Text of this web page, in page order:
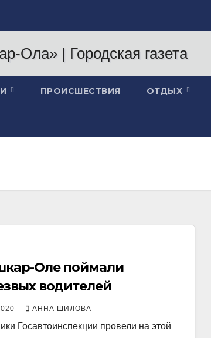
ПРОИСШЕСТВИЯ ОТДЫХ
Оле поймали
водителей
АННА ШИЛОВА
Госавтоинспекции провели на этой